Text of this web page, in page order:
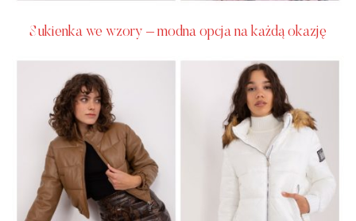
Sukienka we wzory – modna opcja na każdą okazję